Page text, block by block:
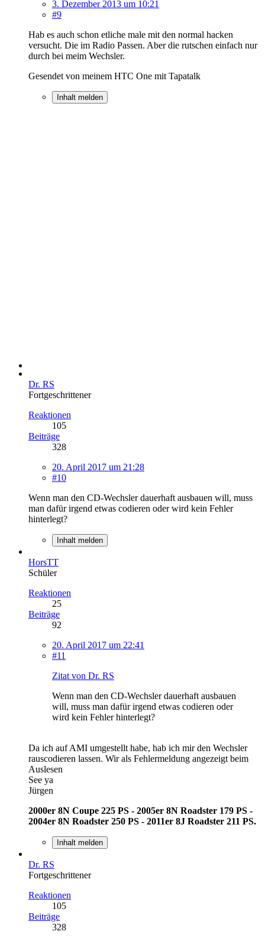
3. Dezember 2013 um 10:21
#9
Hab es auch schon etliche male mit den normal hacken
versucht. Die im Radio Passen. Aber die rutschen einfach nur
durch bei meim Wechsler.
Gesendet von meinem HTC One mit Tapatalk
Inhalt melden
Dr. RS
Fortgeschrittener
Reaktionen
105
Beiträge
328
20. April 2017 um 21:28
#10
Wenn man den CD-Wechsler dauerhaft ausbauen will, muss
man dafür irgend etwas codieren oder wird kein Fehler
hinterlegt?
Inhalt melden
HorsTT
Schüler
Reaktionen
25
Beiträge
92
20. April 2017 um 22:41
#11
Zitat von Dr. RS
Wenn man den CD-Wechsler dauerhaft ausbauen
will, muss man dafür irgend etwas codieren oder
wird kein Fehler hinterlegt?
Da ich auf AMI umgestellt habe, hab ich mir den Wechsler
rauscodieren lassen. Wir als Fehlermeldung angezeigt beim
Auslesen
See ya
Jürgen
2000er 8N Coupe 225 PS - 2005er 8N Roadster 179 PS -
2004er 8N Roadster 250 PS - 2011er 8J Roadster 211 PS.
Inhalt melden
Dr. RS
Fortgeschrittener
Reaktionen
105
Beiträge
328